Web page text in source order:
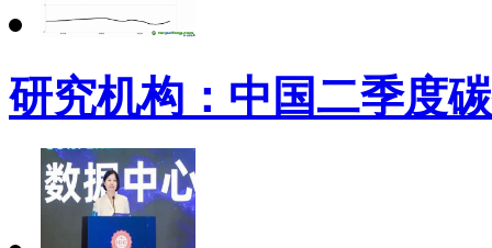
研究机构：中国二季度